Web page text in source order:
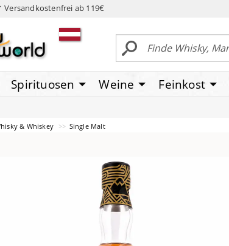
Versandkostenfrei ab 119€
Spirituosen Weine Feinkost
& Whiskey Single Malt